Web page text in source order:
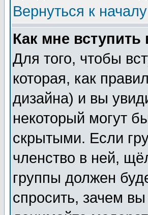
Вернуться к началу
Как мне вступить
Для того, чтобы
которая, как
дизайна) и вы
некоторый могут
скрытыми. Если
членство в ней,
группы должен
спросить, зачем